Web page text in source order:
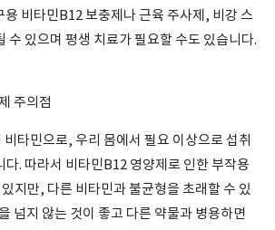
용 비타민B12 보충제나 근육 주사제, 비강 스
수 있으며 평생 치료가 필요할 수도 있습니다.
주의점
타민으로, 우리 몸에서 필요 이상으로 섭취
다. 따라서 비타민B12 영양제로 인한 부작용
지만, 다른 비타민과 불균형을 초래할 수 있
넘지 않는 것이 좋고 다른 약물과 병용하면